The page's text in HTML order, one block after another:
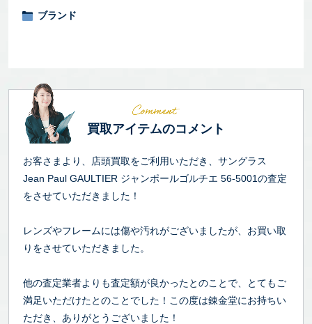
ブランド
買取アイテムのコメント
お客さまより、店頭買取をご利用いただき、サングラス
Jean Paul GAULTIER ジャンポールゴルチエ 56-5001の査定
をさせていただきました！
レンズやフレームには傷や汚れがございましたが、お買い取
りをさせていただきました。
他の査定業者よりも査定額が良かったとのことで、とてもご
満足いただけたとのことでした！この度は錬金堂にお持ちい
ただき、ありがとうございました！